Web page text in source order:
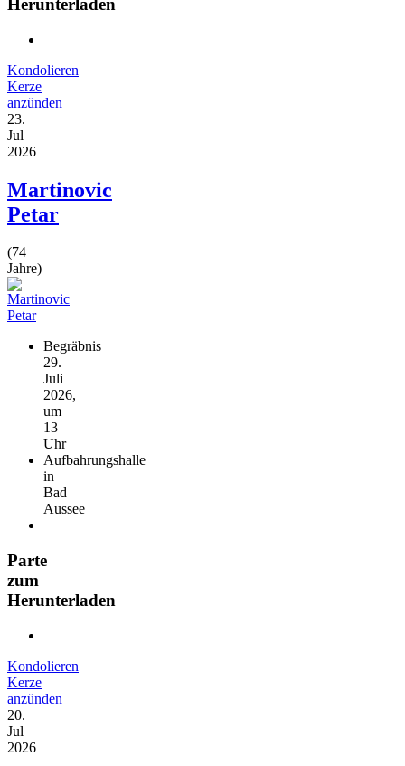
Herunterladen
Kondolieren
Kerze
anzünden
23.
Jul
2026
Martinovic
Petar
(74
Jahre)
Begräbnis
29.
Juli
2026,
um
13
Uhr
Aufbahrungshalle
in
Bad
Aussee
Parte
zum
Herunterladen
Kondolieren
Kerze
anzünden
20.
Jul
2026